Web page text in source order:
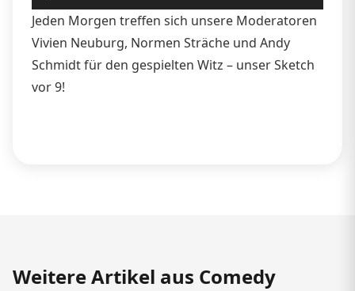
Player
Jeden Morgen treffen sich unsere Moderatoren
Vivien Neuburg, Normen Sträche und Andy
Schmidt für den gespielten Witz – unser Sketch
vor 9!
Weitere Artikel aus Comedy